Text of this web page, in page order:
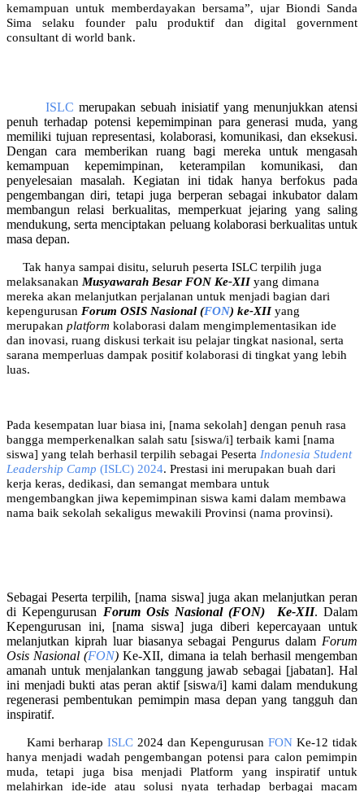
kemampuan untuk memberdayakan bersama”, ujar Biondi Sanda
Sima selaku founder palu produktif dan digital government
consultant di world bank.
ISLC merupakan sebuah inisiatif yang menunjukkan atensi
penuh terhadap potensi kepemimpinan para generasi muda, yang
memiliki tujuan representasi, kolaborasi, komunikasi, dan eksekusi.
Dengan cara memberikan ruang bagi mereka untuk mengasah
kemampuan kepemimpinan, keterampilan komunikasi, dan
penyelesaian masalah. Kegiatan ini tidak hanya berfokus pada
pengembangan diri, tetapi juga berperan sebagai inkubator dalam
membangun relasi berkualitas, memperkuat jejaring yang saling
mendukung, serta menciptakan peluang kolaborasi berkualitas untuk
masa depan.
Tak hanya sampai disitu, seluruh peserta ISLC terpilih juga
melaksanakan Musyawarah Besar FON Ke-XIIyang dimana
mereka akan melanjutkan perjalanan untuk menjadi bagian dari
kepengurusan Forum OSIS Nasional (FON) ke-XIIyang
merupakan platform kolaborasi dalam mengimplementasikan ide
dan inovasi, ruang diskusi terkait isu pelajar tingkat nasional, serta
sarana memperluas dampak positif kolaborasi di tingkat yang lebih
luas.
Pada kesempatan luar biasa ini, [nama sekolah] dengan penuh rasa
bangga memperkenalkan salah satu [siswa/i] terbaik kami [nama
siswa] yang telah berhasil terpilih sebagai Peserta Indonesia Student
Leadership Camp (ISLC) 2024. Prestasi ini merupakan buah dari
kerja keras, dedikasi, dan semangat membara untuk
mengembangkan jiwa kepemimpinan siswa kami dalam membawa
nama baik sekolah sekaligus mewakili Provinsi (nama provinsi).
Sebagai Peserta terpilih, [nama siswa] juga akan melanjutkan peran
di Kepengurusan Forum Osis Nasional (FON) Ke-XII. Dalam
Kepengurusan ini, [nama siswa] juga diberi kepercayaan untuk
melanjutkan kiprah luar biasanya sebagai Pengurus dalam Forum
Osis Nasional (FON) Ke-XII, dimana ia telah berhasil mengemban
amanah untuk menjalankan tanggung jawab sebagai [jabatan]. Hal
ini menjadi bukti atas peran aktif [siswa/i] kami dalam mendukung
regenerasi pembentukan pemimpin masa depan yang tangguh dan
inspiratif.
Kami berharap ISLC 2024 dan Kepengurusan FON Ke-12 tidak
hanya menjadi wadah pengembangan potensi para calon pemimpin
muda, tetapi juga bisa menjadi Platform yang inspiratif untuk
melahirkan ide-ide atau solusi nyata terhadap berbagai macam